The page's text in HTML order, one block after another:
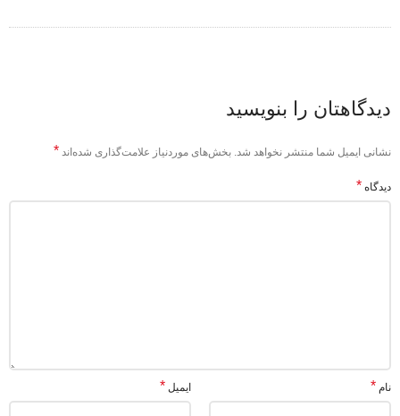
دیدگاهتان را بنویسید
نشانی ایمیل شما منتشر نخواهد شد. بخش‌های موردنیاز علامت‌گذاری شده‌اند *
دیدگاه *
نام * ایمیل *